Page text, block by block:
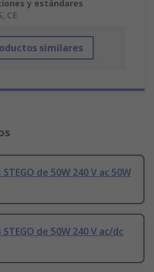
y estándares
CE
similares
de 50W 240 V ac 50W
de 50W 240 V ac/dc